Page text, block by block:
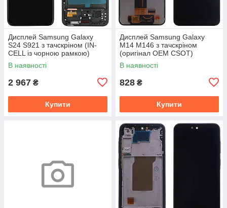
Дисплей Samsung Galaxy
S24 S921 з тачскріном (IN-
CELL із чорною рамкою)
В наявності
2 967 ₴
Купити
Дисплей Samsung Galaxy
M14 M146 з тачскріном
(оригінал OEM CSOT)
В наявності
828 ₴
Купити